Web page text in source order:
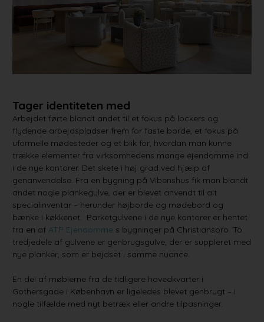
Tager identiteten med
Arbejdet førte blandt andet til et fokus på lockers og
flydende arbejdspladser frem for faste borde, et fokus på
uformelle mødesteder og et blik for, hvordan man kunne
trække elementer fra virksomhedens mange ejendomme ind
i de nye kontorer. Det skete i høj grad ved hjælp af
genanvendelse. Fra en bygning på Vibenshus fik man blandt
andet nogle plankegulve, der er blevet anvendt til alt
specialinventar – herunder højborde og mødebord og
bænke i køkkenet. Parketgulvene i de nye kontorer er hentet
fra en af ATP Ejendomme s bygninger på Christiansbro. To
tredjedele af gulvene er genbrugsgulve, der er suppleret med
nye planker, som er bejdset i samme nuance.
En del af møblerne fra de tidligere hovedkvarter i
Gothersgade i København er ligeledes blevet genbrugt – i
nogle tilfælde med nyt betræk eller andre tilpasninger.